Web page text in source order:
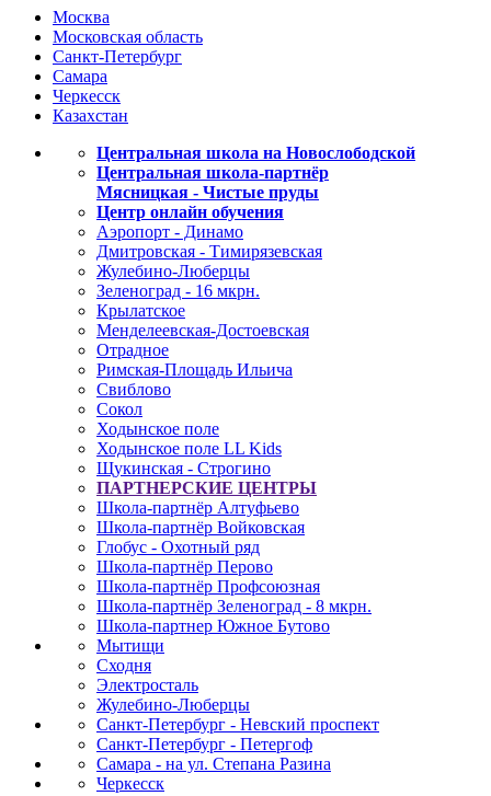
Москва
Московская область
Санкт-Петербург
Самара
Черкесск
Казахстан
Центральная школа на Новослободской
Центральная школа-партнёр
Мясницкая - Чистые пруды
Центр онлайн обучения
Аэропорт - Динамо
Дмитровская - Тимирязевская
Жулебино-Люберцы
Зеленоград - 16 мкрн.
Крылатское
Менделеевская-Достоевская
Отрадное
Римская-Площадь Ильича
Свиблово
Сокол
Ходынское поле
Ходынское поле LL Kids
Щукинская - Строгино
ПАРТНЕРСКИЕ ЦЕНТРЫ
Школа-партнёр Алтуфьево
Школа-партнёр Войковская
Глобус - Охотный ряд
Школа-партнёр Перово
Школа-партнёр Профсоюзная
Школа-партнёр Зеленоград - 8 мкрн.
Школа-партнер Южное Бутово
Мытищи
Сходня
Электросталь
Жулебино-Люберцы
Санкт-Петербург - Невский проспект
Санкт-Петербург - Петергоф
Самара - на ул. Степана Разина
Черкесск